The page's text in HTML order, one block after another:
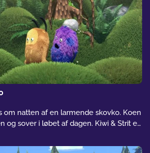
om natten af en larmende skovko. Koen
og sover i løbet af dagen. Kiwi & Strit er